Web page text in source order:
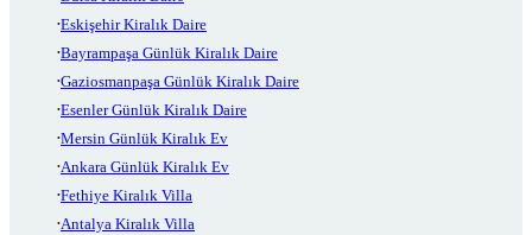
Eskişehir Kiralık Daire
Bayrampaşa Günlük Kiralık Daire
Gaziosmanpaşa Günlük Kiralık Daire
Esenler Günlük Kiralık Daire
Mersin Günlük Kiralık Ev
Ankara Günlük Kiralık Ev
Fethiye Kiralık Villa
Antalya Kiralık Villa